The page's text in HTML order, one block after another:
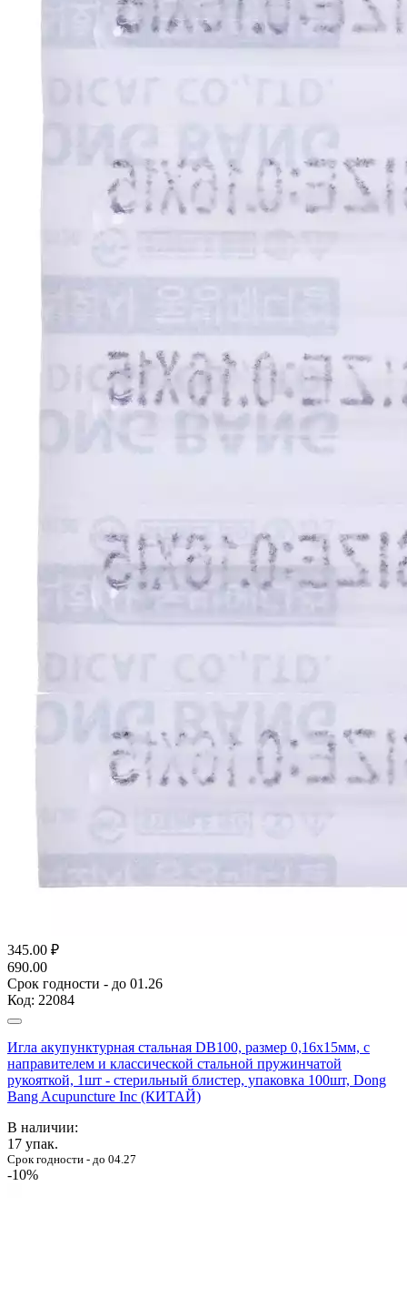
345.00 ₽
690.00
Срок годности - до 01.26
Код: 22084
Игла акупунктурная стальная DB100, размер 0,16х15мм, с
направителем и классической стальной пружинчатой
рукояткой, 1шт - стерильный блистер, упаковка 100шт, Dong
Bang Acupuncture Inc (КИТАЙ)
В наличии:
17 упак.
Срок годности - до 04.27
-10%